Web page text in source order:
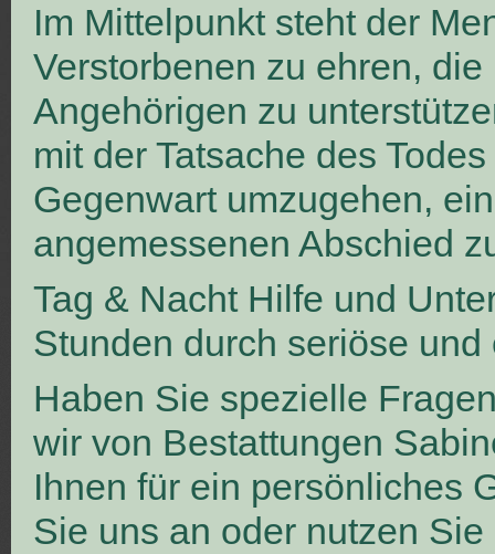
Im Mittelpunkt steht der
Verstorbenen zu ehren, die
Angehörigen zu
mit der Tatsache des
Gegenwart umzugehen,
angemessenen Abschied
Tag & Nacht Hilfe und
Stunden durch seriöse
Haben Sie spezielle
wir von Bestattungen
Ihnen für ein persönliches
Sie uns an oder nutzen